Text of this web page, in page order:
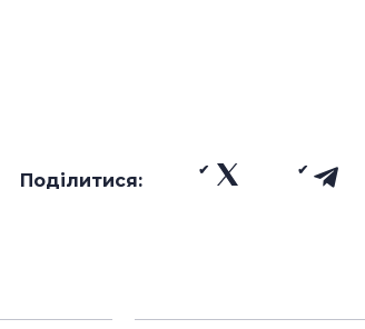
Поділитися: